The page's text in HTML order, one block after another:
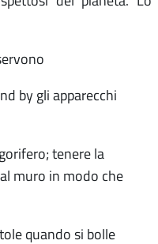
by gli apparecchi
tenere la
muro in modo che
quando si bolle